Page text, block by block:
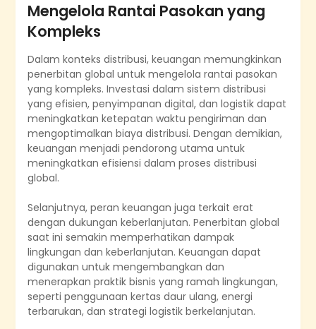
Mengelola Rantai Pasokan yang
Kompleks
Dalam konteks distribusi, keuangan memungkinkan
penerbitan global untuk mengelola rantai pasokan
yang kompleks. Investasi dalam sistem distribusi
yang efisien, penyimpanan digital, dan logistik dapat
meningkatkan ketepatan waktu pengiriman dan
mengoptimalkan biaya distribusi. Dengan demikian,
keuangan menjadi pendorong utama untuk
meningkatkan efisiensi dalam proses distribusi
global.
Selanjutnya, peran keuangan juga terkait erat
dengan dukungan keberlanjutan. Penerbitan global
saat ini semakin memperhatikan dampak
lingkungan dan keberlanjutan. Keuangan dapat
digunakan untuk mengembangkan dan
menerapkan praktik bisnis yang ramah lingkungan,
seperti penggunaan kertas daur ulang, energi
terbarukan, dan strategi logistik berkelanjutan.